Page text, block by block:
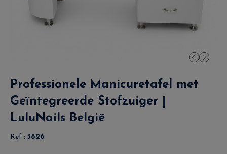
Professionele Manicuretafel met
Geïntegreerde Stofzuiger |
LuluNails België
Ref : 3826